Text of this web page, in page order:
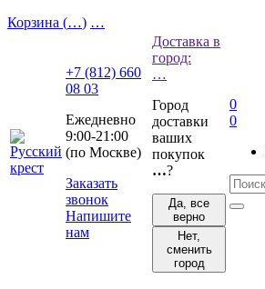
Корзина (…) …
+7 (812) 660
08 03
Ежедневно
9:00-21:00
(по Москве)
Заказать
звонок
Напишите
нам
Доставка в
город:
…
Город
доставки
ваших
покупок
…?
Да, все
верно
Нет,
сменить
город
0
0